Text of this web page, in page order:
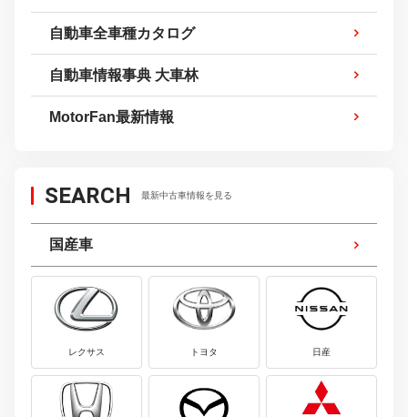
自動車全車種カタログ
自動車情報事典 大車林
MotorFan最新情報
SEARCH 最新中古車情報を見る
国産車
レクサス トヨタ 日産